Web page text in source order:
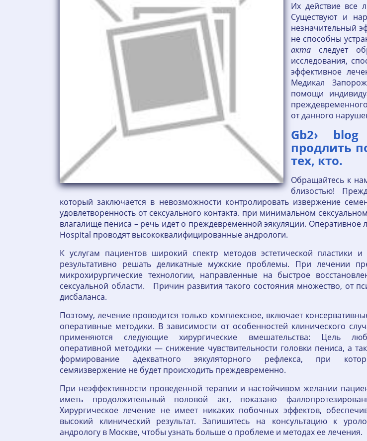
Их действие все
Существуют и
незначительный
не способны
акта следует
исследования,
эффективное
Медикал
помощи
от данного
Gb2› blog
продлить
тех, кто.
Обращайтесь к
близостью!
который заключается в невозможности контролировать извержение
удовлетворенность от сексуального контакта. при минимальном
влагалище пениса – речь идет о преждевременной эякуляции.
Hospital проводят высококвалифицированные андрологи.
К услугам пациентов широкий спектр методов эстетической пластики
результативно решать деликатные мужские проблемы. При лечении
микрохирургические технологии, направленные на быстрое
сексуальной области. Причин развития такого состояния множество, от
дисбаланса.
Поэтому, лечение проводится только комплексное, включает
оперативные методики. В зависимости от особенностей клинического
применяются следующие хирургические вмешательства: Цель
оперативной методики — снижение чувствительности головки пениса, а
формирование адекватного эякуляторного рефлекса, при
семяизвержение не будет происходить преждевременно.
При неэффективности проведенной терапии и настойчивом желании
иметь продолжительный половой акт, показано
Хирургическое лечение не имеет никаких побочных эффектов,
высокий клинический результат. Запишитесь на консультацию к
андрологу в Москве, чтобы узнать больше о проблеме и методах ее лечения.